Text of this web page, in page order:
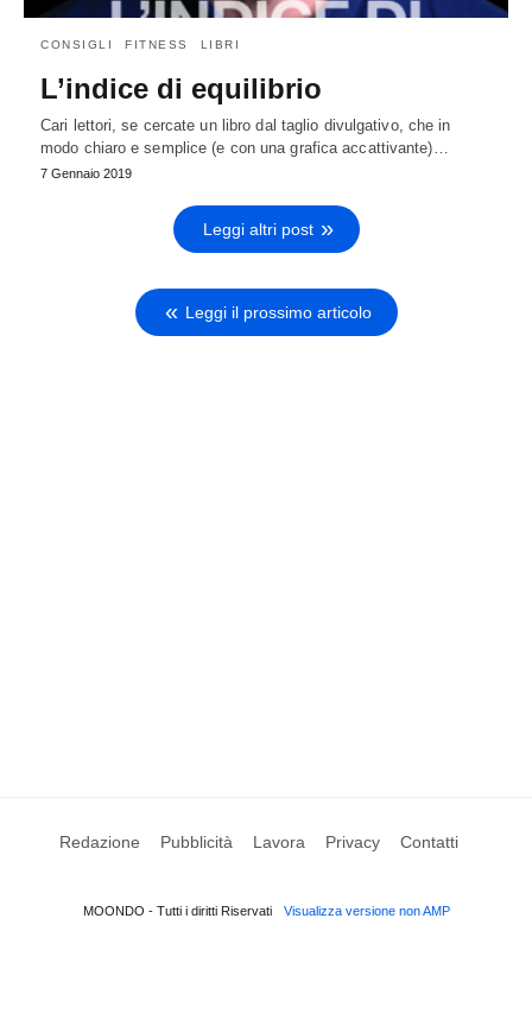
CONSIGLI FITNESS LIBRI
L’indice di equilibrio
Cari lettori, se cercate un libro dal taglio divulgativo, che in
modo chiaro e semplice (e con una grafica accattivante)…
7 Gennaio 2019
Leggi altri post
Leggi il prossimo articolo
Redazione Pubblicità Lavora Privacy Contatti
MOONDO - Tutti i diritti Riservati Visualizza versione non AMP